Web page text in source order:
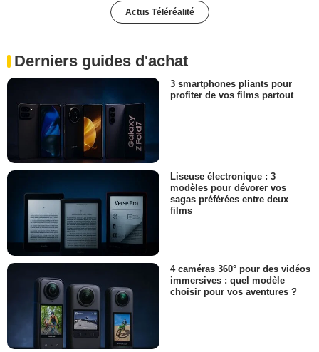
Actus Téléréalité
Derniers guides d'achat
3 smartphones pliants pour
profiter de vos films partout
Liseuse électronique : 3
modèles pour dévorer vos
sagas préférées entre deux
films
4 caméras 360° pour des vidéos
immersives : quel modèle
choisir pour vos aventures ?